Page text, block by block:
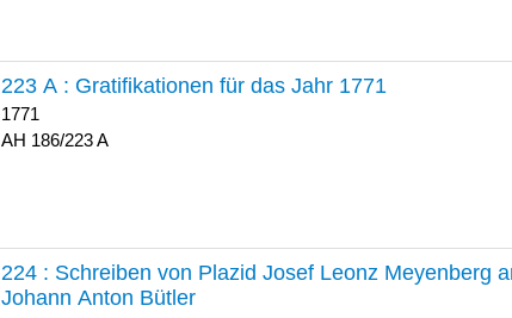
223 A : Gratifikationen für das Jahr 1771
1771
186/223 A
224 : Schreiben von Plazid Josef Leonz Meyenberg
Johann Anton Bütler